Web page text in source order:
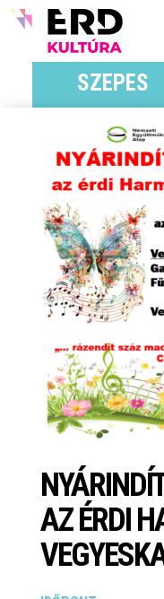
SZEPES
AZ ÉRDI